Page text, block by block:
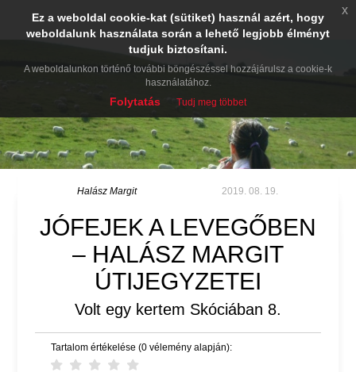
Halász Margit 2019. 08. 19.
JÓFEJEK A LEVEGŐBEN
– HALÁSZ MARGIT
ÚTIJEGYZETEI
Volt egy kertem Skóciában 8.
Tartalom értékelése (0 vélemény alapján):
Ez a weboldal cookie-kat (sütiket) használ azért, hogy
weboldalunk használata során a lehető legjobb élményt
tudjuk biztosítani.
A weboldalunkon történő további böngészéssel hozzájárulsz a cookie-k
használatához.
Folytatás Tudj meg többet
x